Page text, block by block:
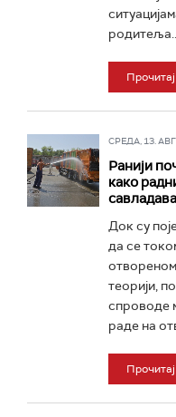
Прочитај
СРЕДА, 13. АВГ
Ранији
како
Док су
да се
отвореном
теорији,
спроводе
раде на
Прочитај